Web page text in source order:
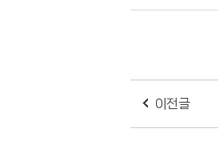
이전글